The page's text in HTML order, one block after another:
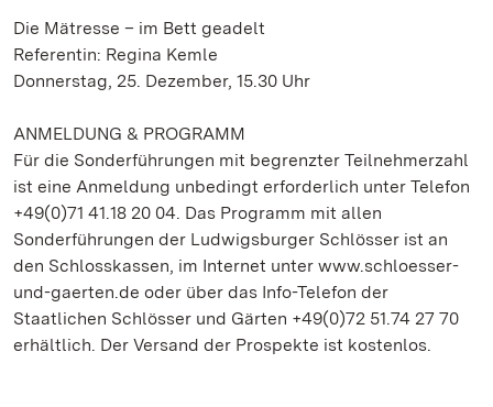
Die Mätresse – im Bett geadelt
Referentin: Regina Kemle
Donnerstag, 25. Dezember, 15.30 Uhr
ANMELDUNG & PROGRAMM
Für die Sonderführungen mit begrenzter Teilnehmerzahl
ist eine Anmeldung unbedingt erforderlich unter Telefon
+49(0)71 41.18 20 04. Das Programm mit allen
Sonderführungen der Ludwigsburger Schlösser ist an
den Schlosskassen, im Internet unter www.schloesser-
und-gaerten.de oder über das Info-Telefon der
Staatlichen Schlösser und Gärten +49(0)72 51.74 27 70
erhältlich. Der Versand der Prospekte ist kostenlos.